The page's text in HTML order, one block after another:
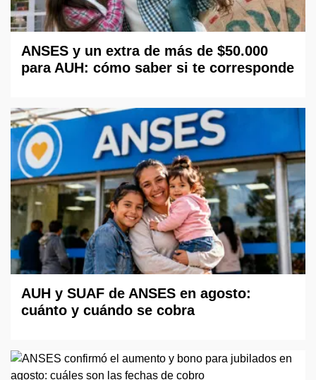
ANSES y un extra de más de $50.000
para AUH: cómo saber si te corresponde
AUH y SUAF de ANSES en agosto:
cuánto y cuándo se cobra